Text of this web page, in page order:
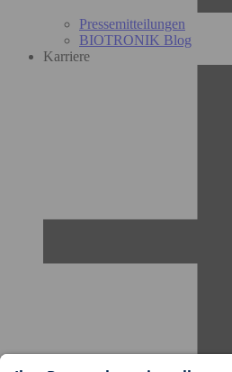
Pressemitteilungen
BIOTRONIK Blog
Karriere